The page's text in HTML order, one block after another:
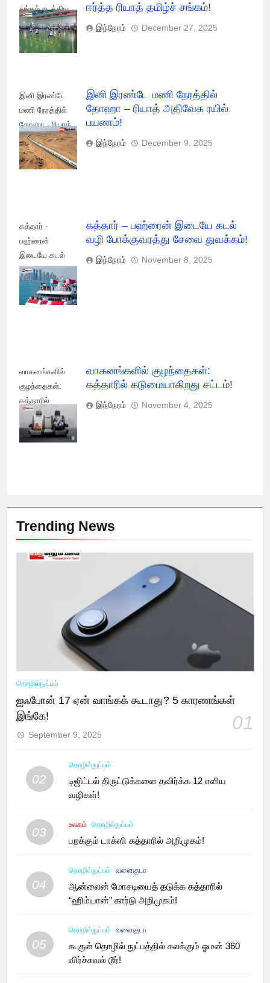
சங்கம் நடத்திய
கைப்பந்து போட்டி!
ஈர்த்த ரியாத் தமிழ்ச் சங்கம்!
இந்நேரம் December 27, 2025
இனி இரண்டே
மணி நேரத்தில்
தோஹா - ரியாத்
அதிவேக மின்சார
ரயில் பயணம்!
இனி இரண்டே மணி நேரத்தில்
தோஹா – ரியாத் அதிவேக ரயில்
பயணம்!
இந்நேரம் December 9, 2025
கத்தார் -
பஹ்ரைன்
இடையே கடல்
வழி
போக்குவரத்து
சேவை துவக்கம்!
கத்தார் – பஹ்ரைன் இடையே கடல்
வழி போக்குவரத்து சேவை துவக்கம்!
இந்நேரம் November 8, 2025
வாகனங்களில்
குழந்தைகள்:
கத்தாரில்
கடுமையாகிறது
சட்டம்!
வாகனங்களில் குழந்தைகள்:
கத்தாரில் கடுமையாகிறது சட்டம்!
இந்நேரம் November 4, 2025
Trending News
தொழில்நுட்பம்
ஐஃபோன் 17 ஏன் வாங்கக் கூடாது? 5 காரணங்கள்
இங்கே!
01
September 9, 2025
02
தொழில்நுட்பம்
டிஜிட்டல் திருட்டுக்களை தவிர்க்க 12 எளிய
வழிகள்!
03
உலகம் தொழில்நுட்பம்
பறக்கும் டாக்ஸி கத்தாரில் அறிமுகம்!
04
தொழில்நுட்பம் வளைகுடா
ஆன்லைன் மோசடியைத் தடுக்க கத்தாரில்
“ஹிம்யான்” கார்டு அறிமுகம்!
05
தொழில்நுட்பம் வளைகுடா
கூகுள் தொழில் நுட்பத்தில் கலக்கும் ஓமன் 360
விர்ச்சுவல் டூர்!